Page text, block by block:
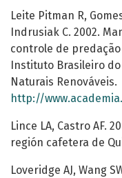
Leite Pitman R,
Indrusiak C. 2002.
controle de
Instituto Brasileiro
Naturais Renováveis.
http://www.academia.edu/342036/
Lince LA, Castro AF.
región cafetera de
Loveridge AJ, Wang